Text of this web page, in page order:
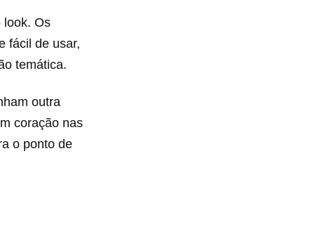
look. Os
fácil de usar,
temática.
outra
coração nas
o ponto de